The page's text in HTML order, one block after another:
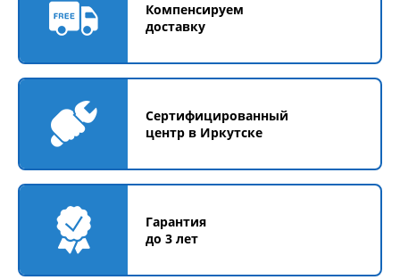
Компенсируем
доставку
Сертифицированный
центр в Иркутске
Гарантия
до 3 лет